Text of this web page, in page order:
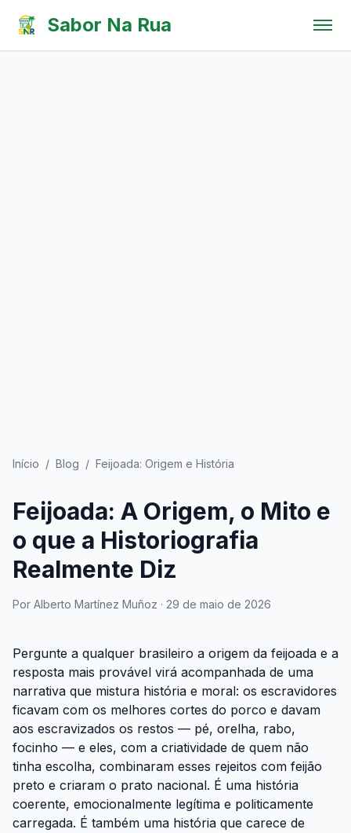
Sabor Na Rua
Início / Blog / Feijoada: Origem e História
Feijoada: A Origem, o Mito e
o que a Historiografia
Realmente Diz
Por Alberto Martínez Muñoz · 29 de maio de 2026
Pergunte a qualquer brasileiro a origem da feijoada e a
resposta mais provável virá acompanhada de uma
narrativa que mistura história e moral: os escravidores
ficavam com os melhores cortes do porco e davam
aos escravizados os restos — pé, orelha, rabo,
focinho — e eles, com a criatividade de quem não
tinha escolha, combinaram esses rejeitos com feijão
preto e criaram o prato nacional. É uma história
coerente, emocionalmente legítima e politicamente
carregada. É também uma história que carece de